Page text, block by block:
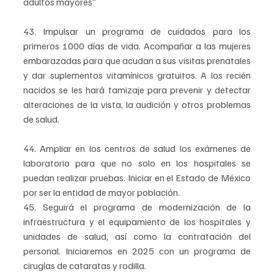
43. Impulsar un programa de cuidados para los
primeros 1000 días de vida. Acompañar a las mujeres
embarazadas para que acudan a sus visitas prenatales
y dar suplementos vitamínicos gratuitos. A los recién
nacidos se les hará tamizaje para prevenir y detectar
alteraciones de la vista, la audición y otros problemas
de salud.
44. Ampliar en los centros de salud los exámenes de
laboratorio para que no solo en los hospitales se
puedan realizar pruebas. Iniciar en el Estado de México
por ser la entidad de mayor población.
45. Seguirá el programa de modernización de la
infraestructura y el equipamiento de los hospitales y
unidades de salud, así como la contratación del
personal. Iniciaremos en 2025 con un programa de
cirugías de cataratas y rodilla.